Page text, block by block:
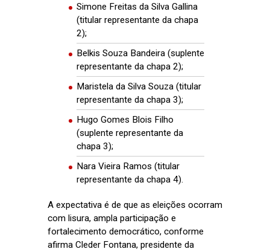
Simone Freitas da Silva Gallina
(titular representante da chapa
2);
Belkis Souza Bandeira (suplente
representante da chapa 2);
Maristela da Silva Souza (titular
representante da chapa 3);
Hugo Gomes Blois Filho
(suplente representante da
chapa 3);
Nara Vieira Ramos (titular
representante da chapa 4).
A expectativa é de que as eleições ocorram
com lisura, ampla participação e
fortalecimento democrático, conforme
afirma Cleder Fontana, presidente da